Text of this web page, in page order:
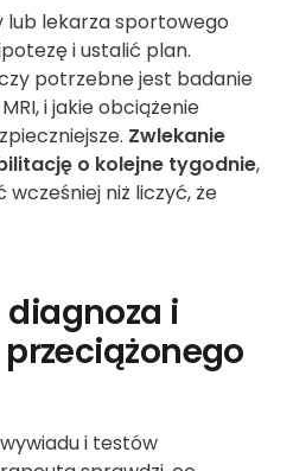
lekarza sportowego
i ustalić plan.
potrzebne jest badanie
i jakie obciążenie
Zwlekanie
o kolejne tygodnie,
niż liczyć, że
i
i testów